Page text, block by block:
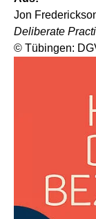
Jon
Deliberate
© Tübingen: